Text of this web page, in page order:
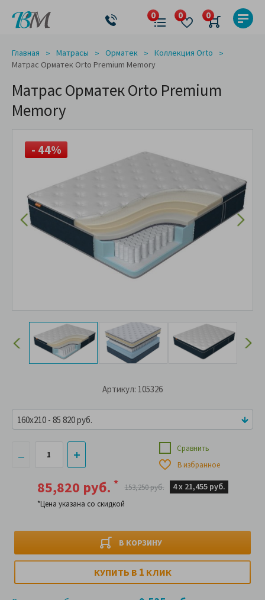
Главная Матрасы Орматек
Коллекция Orto
Матрас Орматек Orto Premium Memory
Матрас Орматек Orto Premium
Memory
- 44%
Артикул: 105326
85,820 руб. *
*Цена указана со скидкой
153,250 руб. 4 х 21,455 руб.
В КОРЗИНУ
Сравнить
В избранное
КУПИТЬ В 1 КЛИК
160x210 - 85 820 руб.